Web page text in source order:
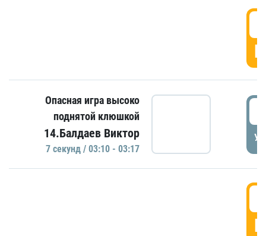
Опасная игра высоко
поднятой клюшкой
14.Балдаев Виктор
7 секунд / 03:10 - 03:17